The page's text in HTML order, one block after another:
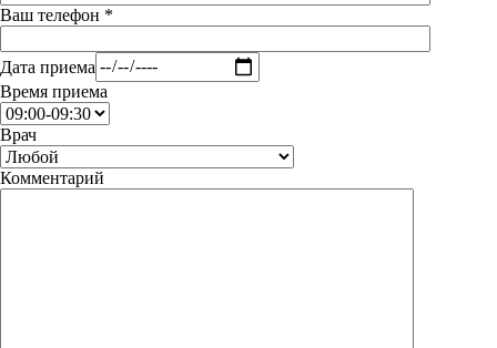
Ваш телефон *
Дата приема
Время приема
Врач
Комментарий